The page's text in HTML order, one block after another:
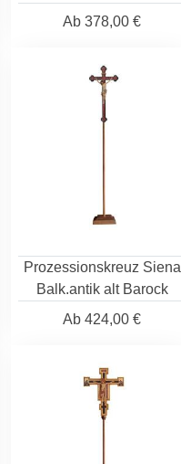
Ab 378,00 €
Prozessionskreuz Siena
Balk.antik alt Barock
Ab 424,00 €